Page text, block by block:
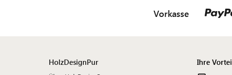
Vorkasse
HolzDesignPur Ihre